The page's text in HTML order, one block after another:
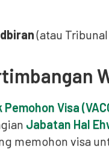
(atau
Visa
Jabatan Hal
memohon visa